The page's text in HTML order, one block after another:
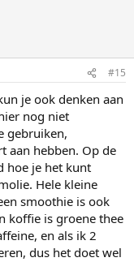
#15
je ook denken aan
nog niet
gebruiken,
aan hebben. Op de
hoe je het kunt
Hele kleine
smoothie is ook
koffie is groene thee
en als ik 2
dus het doet wel